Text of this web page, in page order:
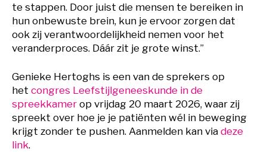
te stappen. Door juist die mensen te bereiken in
hun onbewuste brein, kun je ervoor zorgen dat
ook zij verantwoordelijkheid nemen voor het
veranderproces. Dáár zit je grote winst.”
Genieke Hertoghs is een van de sprekers op
het congres Leefstijlgeneeskunde in de
spreekkamer op vrijdag 20 maart 2026, waar zij
spreekt over hoe je je patiënten wél in beweging
krijgt zonder te pushen. Aanmelden kan via deze
link.